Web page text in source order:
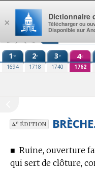
Aller au contenu
1re
1694
2e
1718
3e
1740
4e
1762
4eÉDITION
■ Ruine, ouverture
qui sert de clôture,
×
Dictionnaire
Télécharger ou
Disponible sur